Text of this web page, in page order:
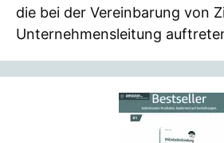
die bei der Vereinbarung von
Unternehmensleitung